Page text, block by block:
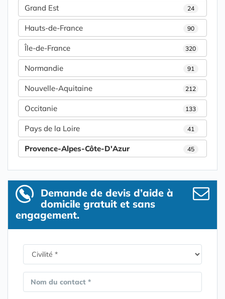
Grand Est 24
Hauts-de-France 90
Île-de-France 320
Normandie 91
Nouvelle-Aquitaine 212
Occitanie 133
Pays de la Loire 41
Provence-Alpes-Côte-D'Azur 45
Demande de devis d’aide à
domicile gratuit et sans
engagement.
Nom du contact *